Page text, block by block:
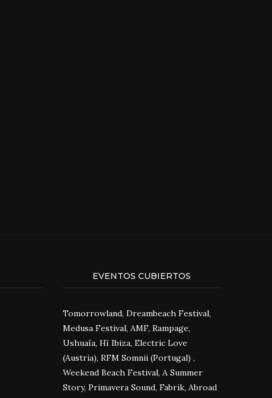
EVENTOS CUBIERTOS
Tomorrowland, Dreambeach Festival,
Medusa Festival, AMF, Rampage,
Ushuaïa, Hï Ibiza, Electric Love
(Austria), RFM Somnii (Portugal) ,
Weekend Beach Festival, A Summer
Story, Primavera Sound, Fabrik, Abroad